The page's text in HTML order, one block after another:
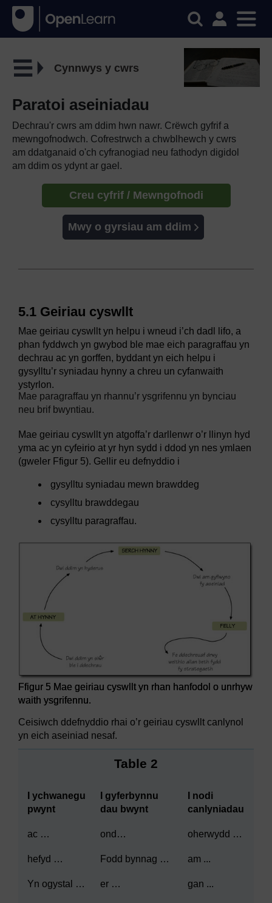
Cynnwys y cwrs
Paratoi aseiniadau
Dechrau'r cwrs am ddim hwn nawr. Crëwch gyfrif a
mewngofnodwch. Cofrestrwch a chwblhewch y cwrs
am ddatganaid o'ch cyfranogiad neu fathodyn digidol
am ddim os ydynt ar gael.
Creu cyfrif / Mewngofnodi
Mwy o gyrsiau am ddim
5.1 Geiriau cyswllt
Mae geiriau cyswllt yn helpu i wneud i’ch dadl lifo, a
phan fyddwch yn gwybod ble mae eich paragraffau yn
dechrau ac yn gorffen, byddant yn eich helpu i
gysylltu’r syniadau hynny a chreu un cyfanwaith
ystyrlon.
Mae paragraffau yn rhannu’r ysgrifennu yn bynciau
neu brif bwyntiau.
Mae geiriau cyswllt yn atgoffa’r darllenwr o’r llinyn hyd
yma ac yn cyfeirio at yr hyn sydd i ddod yn nes ymlaen
(gweler Ffigur 5). Gellir eu defnyddio i
gysylltu syniadau mewn brawddeg
cysylltu brawddegau
cysylltu paragraffau.
Ffigur 5 Mae geiriau cyswllt yn rhan hanfodol o unrhyw
waith ysgrifennu.
Ceisiwch ddefnyddio rhai o’r geiriau cyswllt canlynol
yn eich aseiniad nesaf.
Table 2
I ychwanegu
pwynt
I gyferbynnu
dau bwynt
I nodi
canlyniadau
ac … ond… oherwydd …
hefyd … Fodd bynnag … am ...
Yn ogystal … er … gan ...